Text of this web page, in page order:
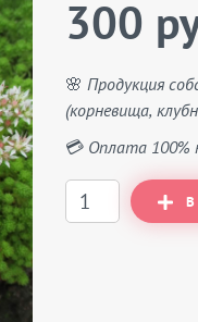
300
🌸 Продукция
(корневища,
💳 Оплата 100%
В